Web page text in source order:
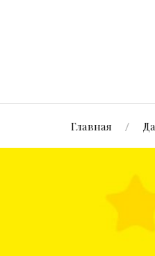
Главная